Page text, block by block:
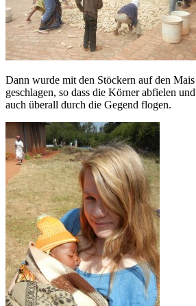
Dann wurde mit den Stöckern auf den Mais
geschlagen, so dass die Körner abfielen und
auch überall durch die Gegend flogen.